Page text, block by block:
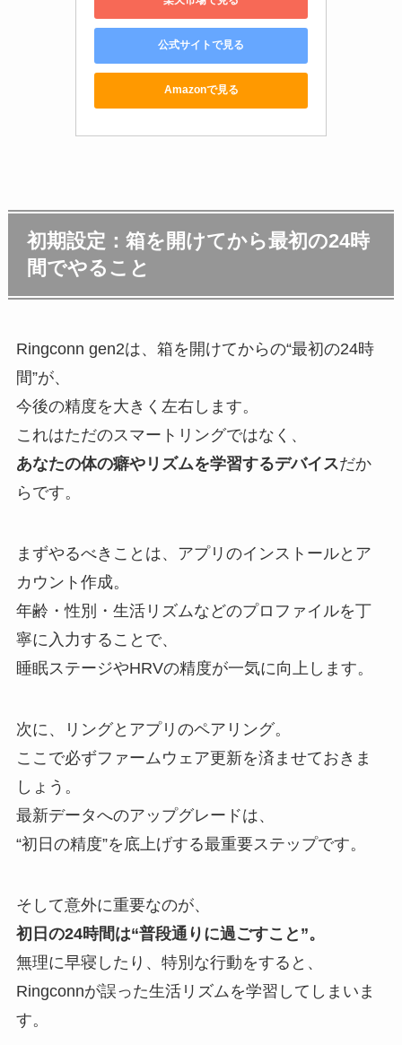
公式サイトで見る
Amazonで見る
初期設定：箱を開けてから最初の24時
間でやること
Ringconn gen2は、箱を開けてからの“最初の24時
間”が、
今後の精度を大きく左右します。
これはただのスマートリングではなく、
あなたの体の癖やリズムを学習するデバイスだか
らです。
まずやるべきことは、アプリのインストールとア
カウント作成。
年齢・性別・生活リズムなどのプロファイルを丁
寧に入力することで、
睡眠ステージやHRVの精度が一気に向上します。
次に、リングとアプリのペアリング。
ここで必ずファームウェア更新を済ませておきま
しょう。
最新データへのアップグレードは、
“初日の精度”を底上げする最重要ステップです。
そして意外に重要なのが、
初日の24時間は“普段通りに過ごすこと”。
無理に早寝したり、特別な行動をすると、
Ringconnが誤った生活リズムを学習してしまいま
す。